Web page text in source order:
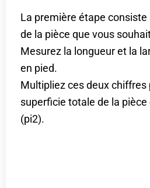
La première étape
de la pièce que vous
Mesurez la longueur et la
en pied.
Multipliez ces deux chiffres
superficie totale de la
(pi2).